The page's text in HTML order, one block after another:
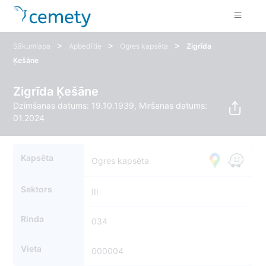
Sākumlapa > Apbedītie > Ogres kapsēta >
Zigrīda
Ķešāne
Zigrīda Ķešāne
Dzimšanas datums: 19.10.1939, Miršanas datums:
01.2024
Kapsēta Ogres kapsēta
Sektors III
Rinda 034
Vieta 000004